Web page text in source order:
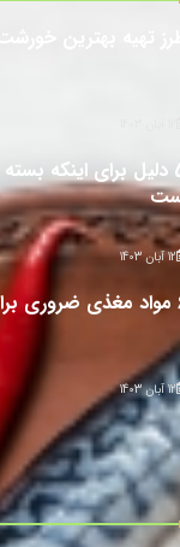
5 دلیل برای اینکه
12 آبان 1403
چیست؟
12 آبان 1403